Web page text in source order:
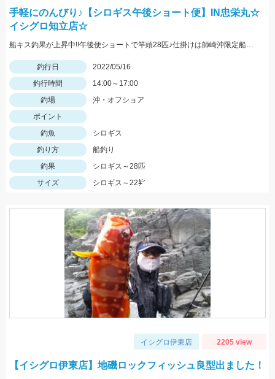
手軽にのんびり♪【シロギス午後ショート便】IN忠栄丸☆
イシグロ知立店☆
船キス釣果が上昇中!!午後便ショートで竿頭28匹♪仕掛けは師崎沖限定船キス仕掛け7号です♪
釣行日
2022/05/16
釣行時間
14:00～17:00
釣場
沖・オフショア
ポイント
釣魚
シロギス
釣り方
船釣り
釣果
シロギス～28匹
サイズ
シロギス～22㌢
イシグロ伊東店 2205 view
【イシグロ伊東店】地磯ロックフィッシュ良型出ました！